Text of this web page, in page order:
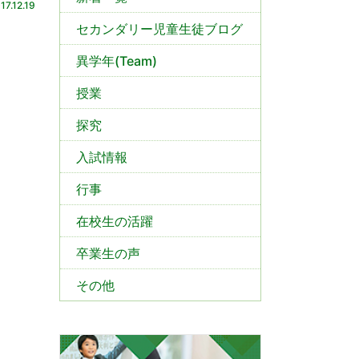
セカンダリー児童生徒ブログ
異学年(Team)
授業
探究
入試情報
行事
在校生の活躍
卒業生の声
その他